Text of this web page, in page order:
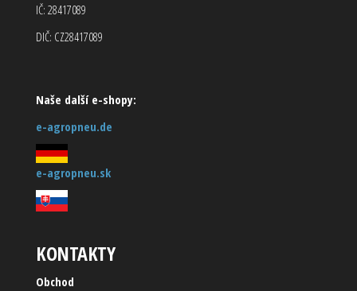
IČ: 28417089
DIČ: CZ28417089
Naše další e-shopy:
e-agropneu.de
e-agropneu.sk
KONTAKTY
Obchod